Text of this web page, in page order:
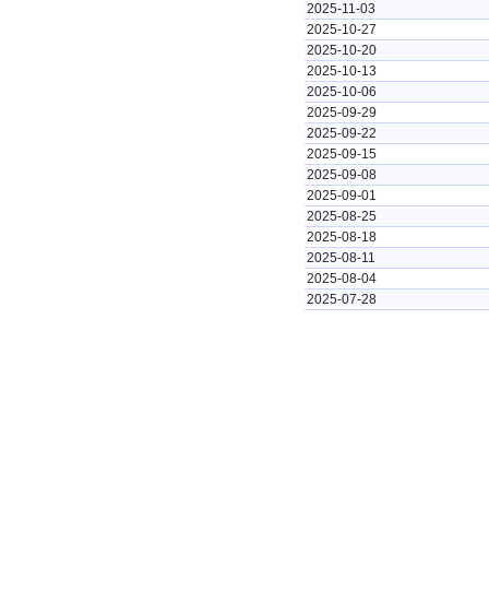
2025-11-03
2025-10-27
2025-10-20
2025-10-13
2025-10-06
2025-09-29
2025-09-22
2025-09-15
2025-09-08
2025-09-01
2025-08-25
2025-08-18
2025-08-11
2025-08-04
2025-07-28